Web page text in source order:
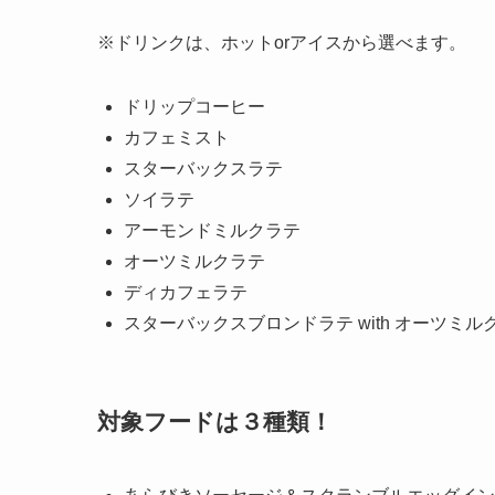
※ドリンクは、ホットorアイスから選べます。
ドリップコーヒー
カフェミスト
スターバックスラテ
ソイラテ
アーモンドミルクラテ
オーツミルクラテ
ディカフェラテ
スターバックスブロンドラテ with オーツミル
対象フードは３種類！